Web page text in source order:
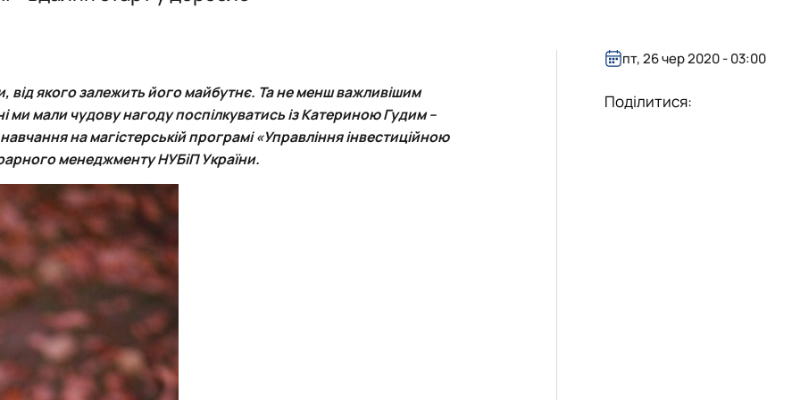
Співпраця у навчальній, науковій, виробничій та інноваційній сферах
Архів Подій
Архів подій
Напрями наукових досліджень аспірантів (здобувачів) кафедри
Польща)
від якого залежить його майбутнє. Та не менш важливішим
мали чудову нагоду поспілкуватись ізКатериною Гудим–
на магістерській програмі «Управління інвестиційною
менеджменту НУБіП України.
пт, 26 чер 2020 - 03:00
Поділитися: